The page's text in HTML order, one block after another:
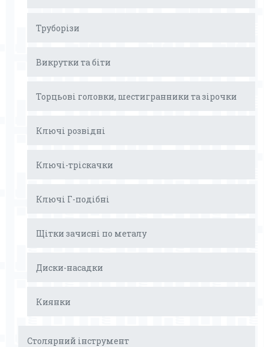
Труборізи
Викрутки та біти
Торцьові головки, шестигранники та зірочки
Ключі розвідні
Ключі-тріскачки
Ключі Г-подібні
Щітки зачисні по металу
Диски-насадки
Киянки
Столярний інструмент